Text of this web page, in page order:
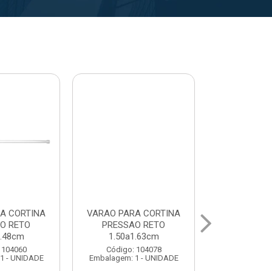
CORTINA
RETO
- UNIDADE
VARAL PARA TETO
MAXEB ACO 1.40m
Código: 104086
Embalagem: 1 - UNIDADE